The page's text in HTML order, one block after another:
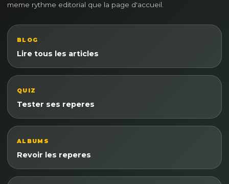
meme rythme editorial que la page d'accueil.
BLOG
Lire tous les articles
QUIZ
Tester ses reperes
ALBUMS
Revoir les reperes